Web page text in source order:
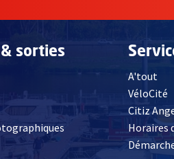
sorties
nouvelle fenêtre
A'tout
VéloCité
Citiz
Horaires